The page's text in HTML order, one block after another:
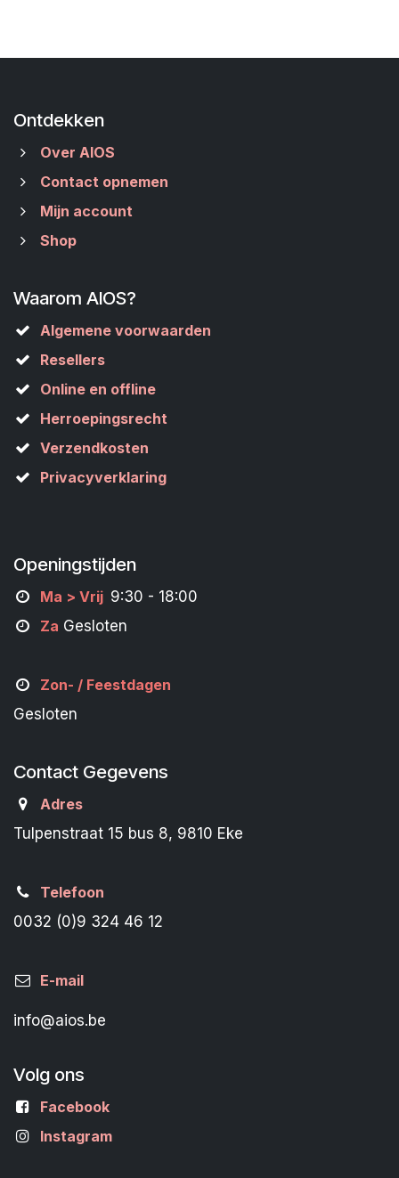
Ontdekken
Over AIOS
Contact opnemen
Mijn account
Shop
Waarom AIOS?
Algemene voorwaarden
Resellers
Online en offline
Herroepingsrecht
Verzendkosten
Privacyverklaring
Openingstijden
Ma > Vrij 9:30 - 18:00
Za Gesloten
Zon- / Feestdagen
Gesloten
Contact Gegevens
Adres
Tulpenstraat 15 bus 8, 9810 Eke
Telefoon
0032 (0)9 324 46 12
E-mail
info@aios.be
Volg ons
Facebook
Instagram